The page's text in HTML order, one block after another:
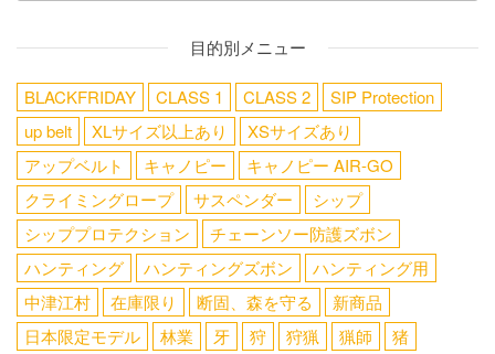
目的別メニュー
BLACKFRIDAY CLASS 1 CLASS 2
SIP Protection
up belt
XLサイズ以上あり
XSサイズあり
アップベルト
キャノピー
キャノピー AIR-GO
クライミングロープ
サスペンダー
シップ
シッププロテクション
チェーンソー防護ズボン
ハンティング
ハンティングズボン
ハンティング用
中津江村
在庫限り 断固、森を守る
新商品
日本限定モデル
林業 牙 狩 狩猟 猟師
猪